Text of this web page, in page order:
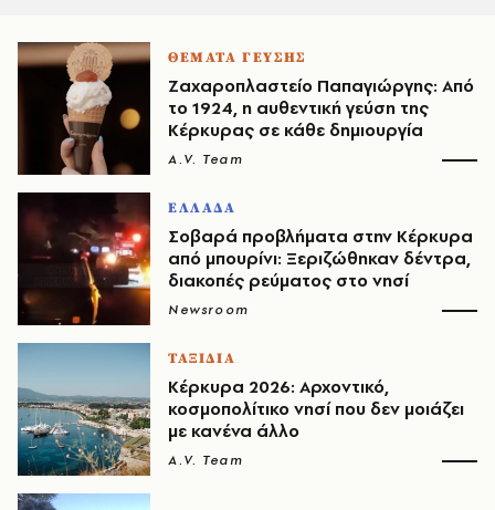
ΘΕΜΑΤΑ ΓΕΥΣΗΣ
Ζαχαροπλαστείο Παπαγιώργης: Από
το 1924, η αυθεντική γεύση της
Κέρκυρας σε κάθε δημιουργία
A.V. Team
ΕΛΛΑΔΑ
Σοβαρά προβλήματα στην Κέρκυρα
από μπουρίνι: Ξεριζώθηκαν δέντρα,
διακοπές ρεύματος στο νησί
Newsroom
ΤΑΞΙΔΙΑ
Κέρκυρα 2026: Αρχοντικό,
κοσμοπολίτικο νησί που δεν μοιάζει
με κανένα άλλο
A.V. Team